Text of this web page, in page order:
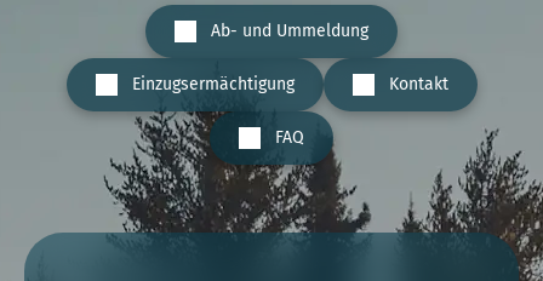
Ab- und Ummeldung
Einzugsermächtigung Kontakt
FAQ